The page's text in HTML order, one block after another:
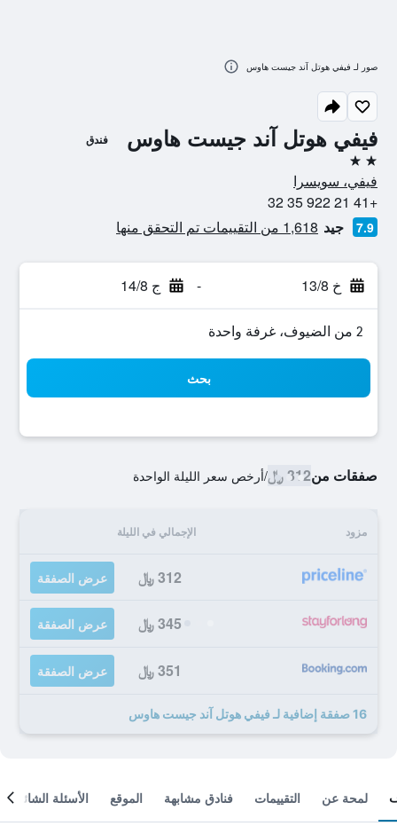
فيفي هوتل آند جيست هاوس فندق
2 نجمتين
فيفي، سويسرا
+41 21 922 35 32
7.9 جيد 1,618 من التقييمات تم التحقق منها
خ 13/8 - ج 14/8
2 من الضيوف، غرفة واحدة
بحث
صفقات من312 ﷼ /أرخص سعر الليلة الواحدة
مزود الإجمالي في الليلة
312 ﷼ عرض الصفقة
345 ﷼ عرض الصفقة
351 ﷼ عرض الصفقة
16 صفقة إضافية لـ فيفي هوتل آند جيست هاوس
صور لـ فيفي هوتل آند جيست هاوس
لمحة عن التقييمات فنادق مشابهة الموقع الأسئلة الشائعة